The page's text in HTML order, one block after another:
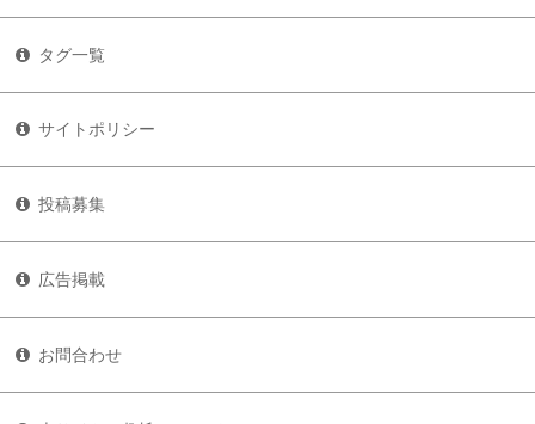
タグ一覧
サイトポリシー
投稿募集
広告掲載
お問合わせ